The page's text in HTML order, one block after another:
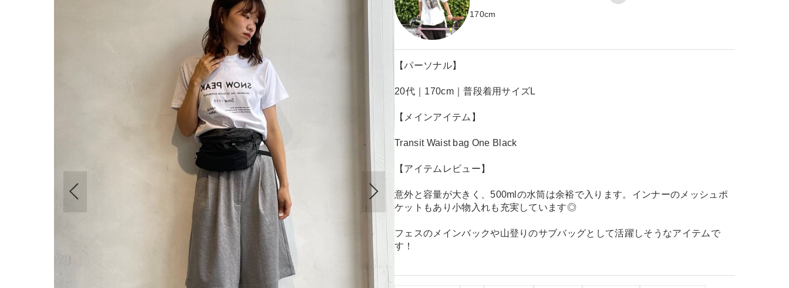
170cm
【パーソナル】
20代｜170cm｜普段着用サイズL
【メインアイテム】
Transit Waist bag One Black
【アイテムレビュー】
意外と容量が大きく、500mlの水筒は余裕で入ります。インナーのメッシュポ
ケットもあり小物入れも充実しています◎
フェスのメインバックや山登りのサブバッグとして活躍しそうなアイテムで
す！